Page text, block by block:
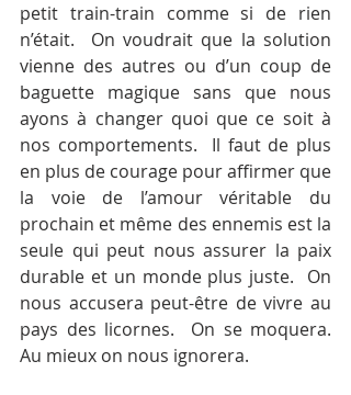
petit train-train comme si de rien
n’était.  On voudrait que la solution
vienne des autres ou d’un coup de
baguette magique sans que nous
ayons à changer quoi que ce soit à
nos comportements.  Il faut de plus
en plus de courage pour affirmer que
la voie de l’amour véritable du
prochain et même des ennemis est la
seule qui peut nous assurer la paix
durable et un monde plus juste.  On
nous accusera peut-être de vivre au
pays des licornes.  On se moquera.
Au mieux on nous ignorera.